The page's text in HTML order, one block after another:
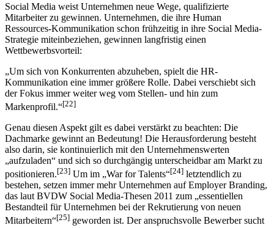
Social Media weist Unternehmen neue Wege, qualifizierte
Mitarbeiter zu gewinnen. Unternehmen, die ihre Human
Ressources-Kommunikation schon frühzeitig in ihre Social Media-
Strategie miteinbeziehen, gewinnen langfristig einen
Wettbewerbsvorteil:
„Um sich von Konkurrenten abzuheben, spielt die HR-
Kommunikation eine immer größere Rolle. Dabei verschiebt sich
der Fokus immer weiter weg vom Stellen- und hin zum
Markenprofil.“[22]
Genau diesen Aspekt gilt es dabei verstärkt zu beachten: Die
Dachmarke gewinnt an Bedeutung! Die Herausforderung besteht
also darin, sie kontinuierlich mit den Unternehmenswerten
„aufzuladen“ und sich so durchgängig unterscheidbar am Markt zu
positionieren.[23] Um im „War for Talents“[24] letztendlich zu
bestehen, set­zen immer mehr Unternehmen auf Employer Branding,
das laut BVDW Social Media-Thesen 2011 zum „essentiellen
Bestandteil für Unternehmen bei der Re­krutierung von neuen
Mitarbeitern“[25] geworden ist. Der anspruchsvolle Bewerber sucht